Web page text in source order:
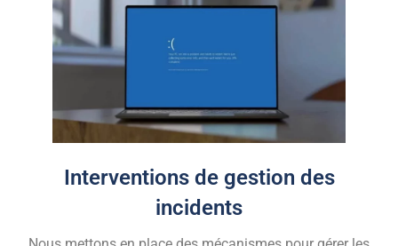
Interventions de gestion des
incidents